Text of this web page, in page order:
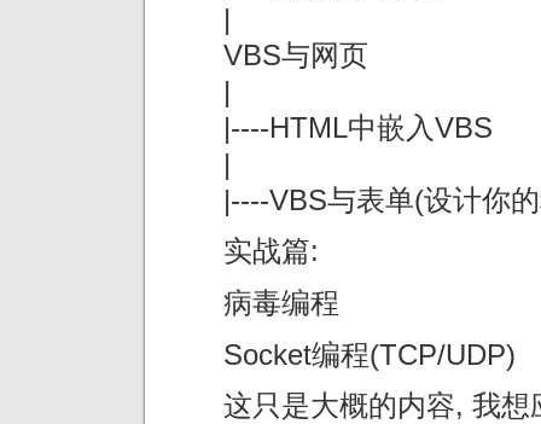
|
VBS与网页
|
|----HTML中嵌入VBS
|
|----VBS与表单(设计你
实战篇:
病毒编程
Socket编程(TCP/UDP)
这只是大概的内容, 我